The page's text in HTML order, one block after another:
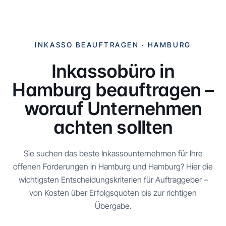
INKASSO BEAUFTRAGEN · HAMBURG
Inkassobüro in
Hamburg beauftragen –
worauf Unternehmen
achten sollten
Sie suchen das beste Inkassounternehmen für Ihre
offenen Forderungen in Hamburg und Hamburg? Hier die
wichtigsten Entscheidungskriterien für Auftraggeber –
von Kosten über Erfolgsquoten bis zur richtigen
Übergabe.